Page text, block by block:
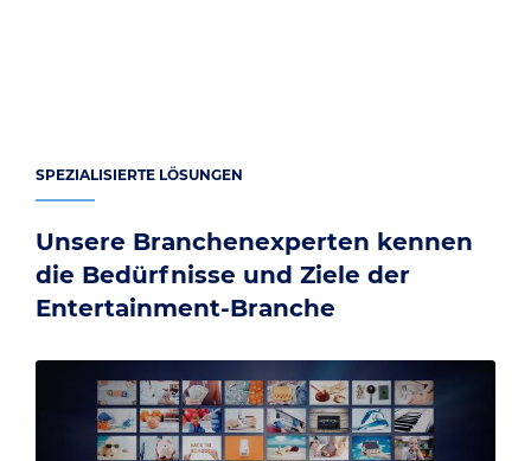
SPEZIALISIERTE LÖSUNGEN
Unsere Branchenexperten kennen
die Bedürfnisse und Ziele der
Entertainment-Branche